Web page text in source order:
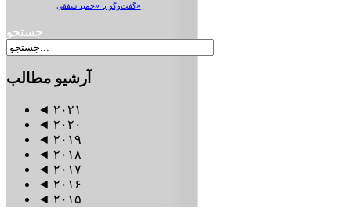
گفت‌وگو با «حمید شفقی»
جستجو
آرشیو مطالب
◄ ۲۰۲۱
◄ ۲۰۲۰
◄ ۲۰۱۹
◄ ۲۰۱۸
◄ ۲۰۱۷
◄ ۲۰۱۶
◄ ۲۰۱۵